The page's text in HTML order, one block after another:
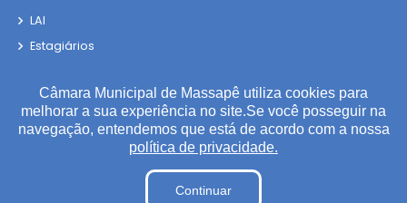
LAI
Estagiários
Sigilo de Documentos
Tabela Diárias
Pesquisa de Satisfação
Organização Institucional
Câmara Municipal de Massapê utiliza cookies para
melhorar a sua experiência no site.Se você posseguir na
navegação, entendemos que está de acordo com a nossa
política de privacidade.
Continuar